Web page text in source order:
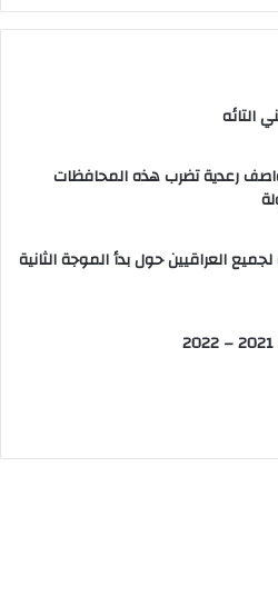
التائه
رعدية تضرب هذه المحافظات
العراقيين حول بدأ الموجة الثانية